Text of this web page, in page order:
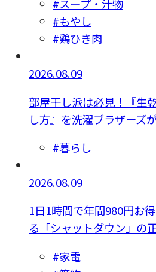
#スープ・汁物
#もやし
#鶏ひき肉
2026.08.09
部屋干し派は必見！『生
し方』を洗濯ブラザーズ
#暮らし
2026.08.09
1日1時間で年間980円お
る「シャットダウン」の
#家電